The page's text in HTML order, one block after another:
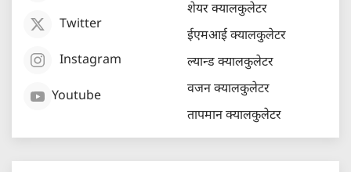
Twitter
Instagram
Youtube
शेयर क्यालकुलेटर
ईएमआई क्यालकुलेटर
ल्यान्ड क्यालकुलेटर
वजन क्यालकुलेटर
तापमान क्यालकुलेटर